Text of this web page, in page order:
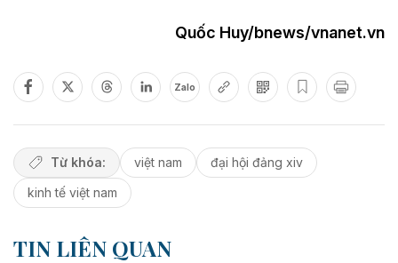
Quốc Huy/bnews/vnanet.vn
Zalo
Từ khóa: việt nam
đại hội đảng xiv
kinh tế việt nam
TIN LIÊN QUAN